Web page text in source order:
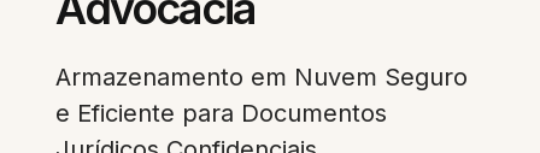
Armazenamento em Nuvem Seguro
e Eficiente para Documentos